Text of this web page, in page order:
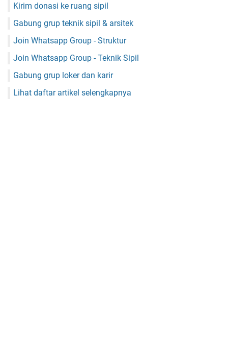
Kirim donasi ke ruang sipil
Gabung grup teknik sipil & arsitek
Join Whatsapp Group - Struktur
Join Whatsapp Group - Teknik Sipil
Gabung grup loker dan karir
Lihat daftar artikel selengkapnya